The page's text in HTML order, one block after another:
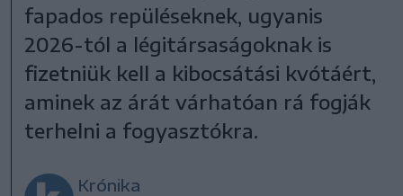
fapados repüléseknek, ugyanis
2026-tól a légitársaságoknak is
fizetniük kell a kibocsátási kvótáért,
aminek az árát várhatóan rá fogják
terhelni a fogyasztókra.
Krónika